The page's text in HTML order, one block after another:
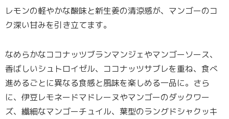
レモンの軽やかな酸味と新生姜の清涼感が、マンゴーのコ
ク深い甘みを引き立てます。
なめらかなココナッツブランマンジェやマンゴーソース、
香ばしいシュトロイゼル、ココナッツサブレを重ね、食べ
進めるごとに異なる食感と風味を楽しめる一品に。さら
に、伊豆レモネードマドレーヌやマンゴーのダックワー
ズ、繊細なマンゴーチュイル、葉型のラングドシャクッキ